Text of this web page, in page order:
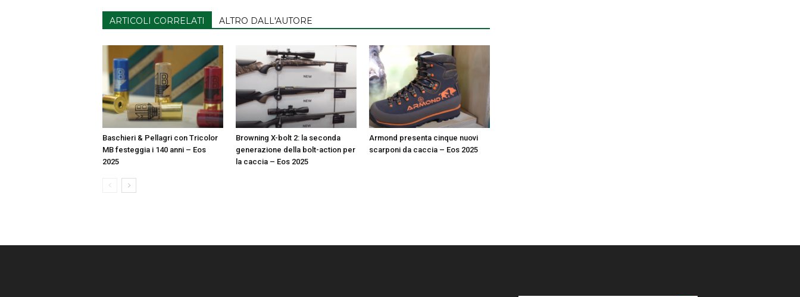
ARTICOLI CORRELATI ALTRO DALL'AUTORE
Baschieri & Pellagri con Tricolor
MB festeggia i 140 anni – Eos
2025
Browning X-bolt 2: la seconda
generazione della bolt-action per
la caccia – Eos 2025
Armond presenta cinque nuovi
scarponi da caccia – Eos 2025